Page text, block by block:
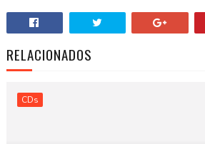
RELACIONADOS
CDs